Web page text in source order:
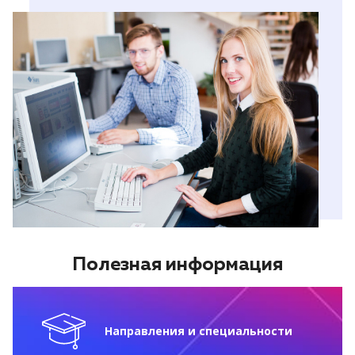
Полезная информация
Направления и специальности